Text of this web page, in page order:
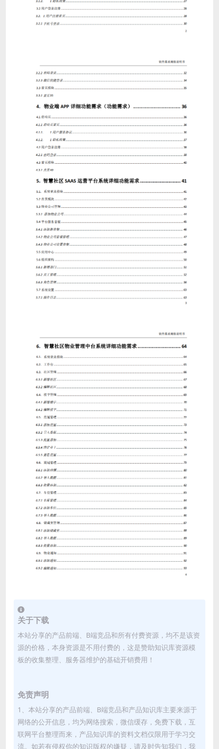
关于下载
本站分享的产品前端、B端竞品和所有付费资源，均不是该资
源的价格，本身资源是不用付费的，这是赞助知识库资源模
板的收集整理、服务器维护的基础开销费用！
免责声明
1、本站分享的产品前端、B端竞品和产品知识库主要来源于
网络的公开信息，均为网络搜索，微信缓存，免费下载，互
联网平台整理而来，产品知识库的资料文档仅限用于学习交
流。如若有侵权你的知识版权的嫌疑，请及时告知我们，我